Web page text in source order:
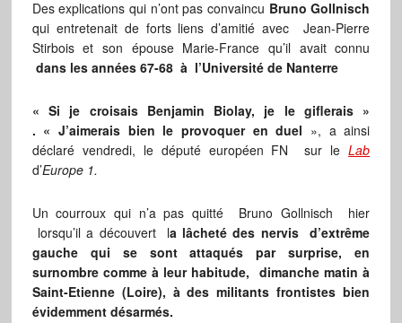
Des explications qui n’ont pas convaincu Bruno Gollnisch
qui entretenait de forts liens d’amitié avec Jean-Pierre
Stirbois et son épouse Marie-France qu’il avait connu
dans les années 67-68 à l’Université de Nanterre
« Si je croisais Benjamin Biolay, je le giflerais »
. « J’aimerais bien le provoquer en duel », a ainsi
déclaré vendredi, le député européen FN sur leLab
d’Europe 1.
Un courroux qui n’a pas quitté Bruno Gollnisch hier
lorsqu’il a découvert la lâcheté des nervis d’extrême
gauche qui se sont attaqués par surprise, en
surnombre comme à leur habitude, dimanche matin à
Saint-Etienne (Loire), à des militants frontistes bien
évidemment désarmés.